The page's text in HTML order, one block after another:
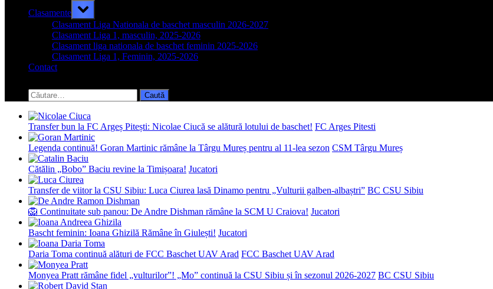
Clasamente
Toggle
sub-
menu
Clasament Liga Nationala de baschet masculin 2026-2027
Clasament Liga 1, masculin, 2025-2026
Clasament liga nationala de baschet feminin 2025-2026
Clasament Liga 1, Feminin, 2025-2026
Contact
search
form
Caută
după:
Transfer bun la FC Argeș Pitești: Nicolae Ciucă se alătură lotului de baschet! FC Arges Pitesti
Legenda continuă! Goran Martinic rămâne la Târgu Mureș pentru al 11-lea sezon CSM Târgu Mureș
Cătălin „Bobo” Baciu revine la Timișoara! Jucatori
Transfer de viitor la CSU Sibiu: Luca Ciurea lasă Dinamo pentru „Vulturii galben-albaștri” BC CSU Sibiu
🦁 Continuitate sub panou: De Andre Dishman rămâne la SCM U Craiova! Jucatori
Bascht feminin: Ioana Ghizilă Rămâne în Giulești! Jucatori
Daria Toma continuă alături de FCC Baschet UAV Arad FCC Baschet UAV Arad
Monyea Pratt rămâne fidel „vulturilor”! „Mo” continuă la CSU Sibiu și în sezonul 2026-2027 BC CSU Sibiu